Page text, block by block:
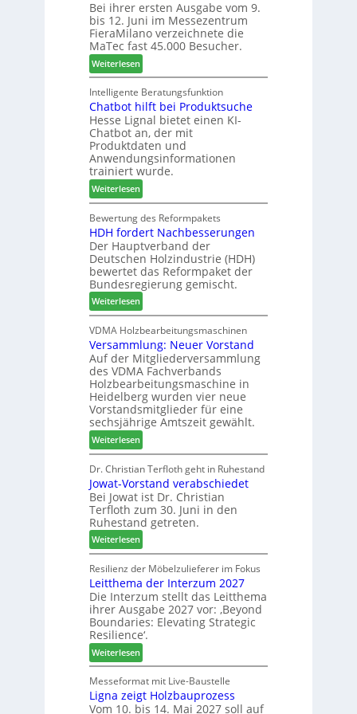
r
l
a
n
t
a
g
ä
s
e
r
u
n
d
-
V
e
r
b
i
n
e
r
a
r
e
-
A
k
t
i
o
n
s
w
o
c
h
e
n
2
0
2
6
Bei ihrer ersten Ausgabe vom 9.
bis 12. Juni im Messezentrum
FieraMilano verzeichnete die
MaTec fast 45.000 Besucher.
Weiterlesen:
M
a
T
e
c
m
e
l
d
e
t
B
e
s
u
c
h
e
r
z
a
h
l
e
n
Intelligente Beratungsfunktion
Chatbot hilft bei Produktsuche
Hesse Lignal bietet einen KI-
Chatbot an, der mit
Produktdaten und
Anwendungsinformationen
trainiert wurde.
Weiterlesen:
C
h
a
t
b
o
t
h
i
l
t
b
e
i
P
r
o
u
k
t
s
u
c
e
Bewertung des Reformpakets
HDH fordert Nachbesserungen
Der Hauptverband der
Deutschen Holzindustrie (HDH)
bewertet das Reformpaket der
Bundesregierung gemischt.
Weiterlesen:
H
D
H
f
o
r
d
e
r
t
N
a
c
h
b
e
s
s
e
r
u
n
g
e
n
VDMA Holzbearbeitungsmaschinen
Versammlung: Neuer Vorstand
Auf der Mitgliederversammlung
des VDMA Fachverbands
Holzbearbeitungsmaschine in
Heidelberg wurden vier neue
Vorstandsmitglieder für eine
sechsjährige Amtszeit gewählt.
Weiterlesen:
V
e
r
s
a
m
m
l
u
n
g
:
N
e
u
e
r
V
o
Dr. Christian Terfloth geht in Ruhestand
Jowat-Vorstand verabschiedet
Bei Jowat ist Dr. Christian
Terfloth zum 30. Juni in den
Ruhestand getreten.
Weiterlesen:
J
o
w
a
t
-
V
o
r
s
t
a
Resilienz der Möbelzulieferer im Fokus
Leitthema der Interzum 2027
Die Interzum stellt das Leitthema
ihrer Ausgabe 2027 vor: ‚Beyond
Boundaries: Elevating Strategic
Resilience‘.
Weiterlesen:
L
e
i
t
Messeformat mit Live-Baustelle
Ligna zeigt Holzbauprozess
Vom 10. bis 14. Mai 2027 soll auf